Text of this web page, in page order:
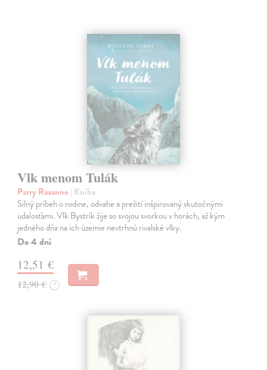
Vlk menom Tulák
Parry Rosanne | Kniha
Silný príbeh o rodine, odvahe a prežití inšpirovaný skutočnými
udalosťami. Vlk Bystrík žije so svojou svorkou v horách, až kým
jedného dňa na ich územie nevtrhnú rivalské vlky.
Do 4 dní
12,51 €
12,90 € ?